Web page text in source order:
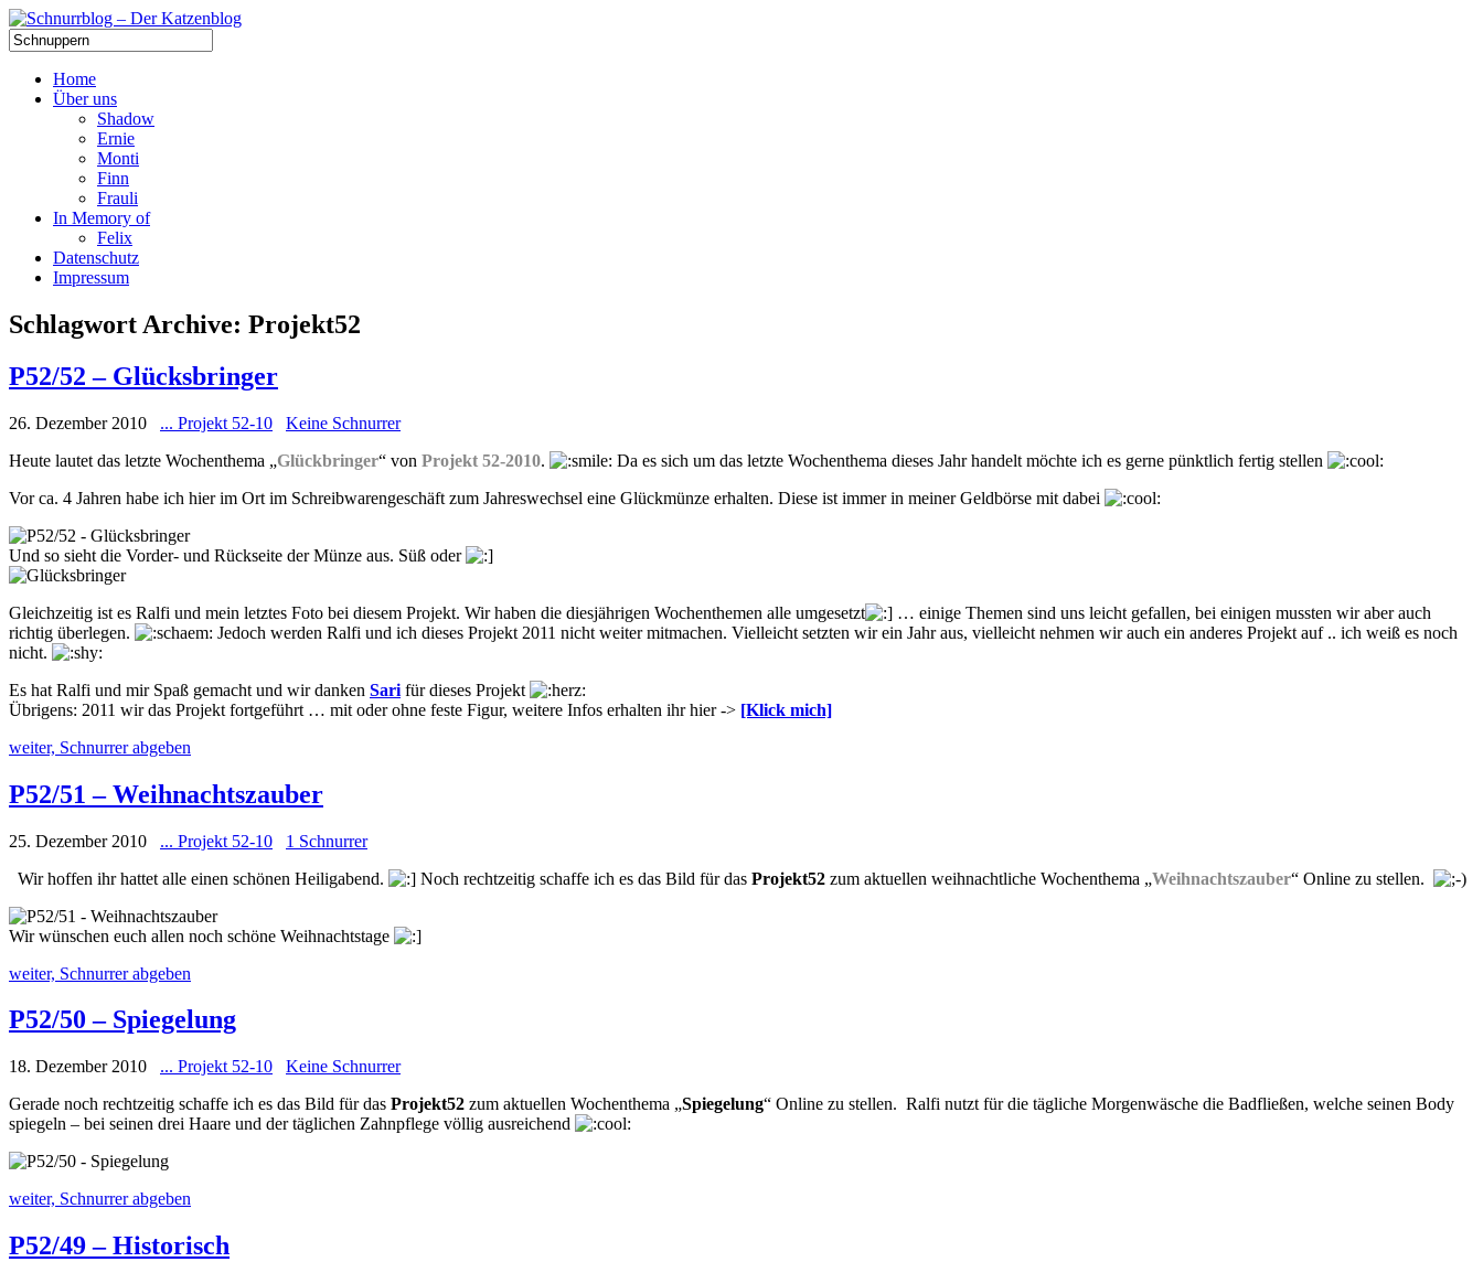
Home
Über uns
Shadow
Ernie
Monti
Finn
Frauli
In Memory of
Felix
Datenschutz
Impressum
Schlagwort Archive: Projekt52
P52/52 – Glücksbringer
26. Dezember 2010 ... Projekt 52-10
Keine Schnurrer
Heute lautet das letzte Wochenthema „Glückbringer“ von Projekt 52-2010.
Da es sich um das letzte Wochenthema dieses Jahr handelt möchte ich es gerne pünktlich fertig stellen
Vor ca. 4 Jahren habe ich hier im Ort im Schreibwarengeschäft zum Jahreswechsel eine Glückmünze erhalten. Diese ist immer in meiner Geldbörse mit dabei
Und so sieht die Vorder- und Rückseite der Münze aus. Süß oder
Gleichzeitig ist es Ralfi und mein letztes Foto bei diesem Projekt. Wir haben die diesjährigen Wochenthemen alle umgesetzt
… einige Themen sind uns leicht gefallen, bei einigen mussten wir aber auch
richtig überlegen.
Jedoch werden Ralfi und ich dieses Projekt 2011 nicht weiter mitmachen. Vielleicht setzten wir ein Jahr aus, vielleicht nehmen wir auch ein anderes Projekt auf .. ich weiß es noch
nicht.
Es hat Ralfi und mir Spaß gemacht und wir danken Sari für dieses Projekt
Übrigens: 2011 wir das Projekt fortgeführt … mit oder ohne feste Figur, weitere Infos erhalten ihr hier -> [Klick mich]
weiter, Schnurrer abgeben
P52/51 – Weihnachtszauber
25. Dezember 2010 ... Projekt 52-10
1 Schnurrer
Wir hoffen ihr hattet alle einen schönen Heiligabend.
Noch rechtzeitig schaffe ich es das Bild für das Projekt52zum aktuellen weihnachtliche Wochenthema „Weihnachtszauber“ Online zu stellen.
Wir wünschen euch allen noch schöne Weihnachtstage
weiter, Schnurrer abgeben
P52/50 – Spiegelung
18. Dezember 2010 ... Projekt 52-10
Keine Schnurrer
Gerade noch rechtzeitig schaffe ich es das Bild für das Projekt52 zum aktuellen Wochenthema „Spiegelung“ Online zu stellen. Ralfi nutzt für die tägliche Morgenwäsche die Badfließen, welche seinen Body
spiegeln – bei seinen drei Haare und der täglichen Zahnpflege völlig ausreichend
weiter, Schnurrer abgeben
P52/49 – Historisch